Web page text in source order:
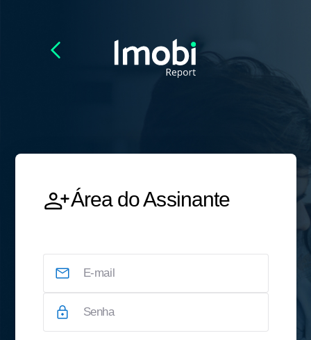
Área do Assinante